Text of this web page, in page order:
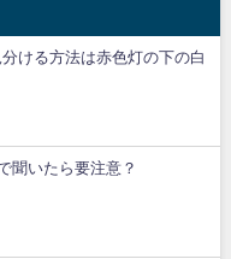
ける方法は赤色灯の下の白
聞いたら要注意？